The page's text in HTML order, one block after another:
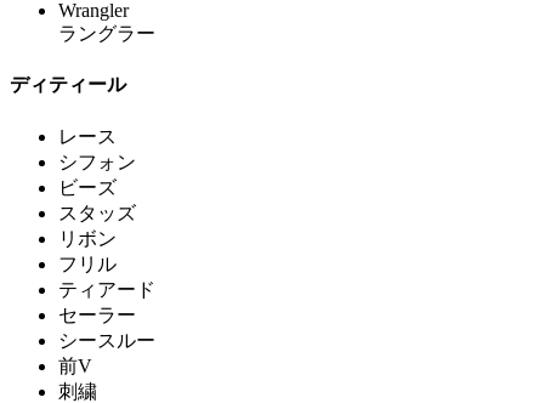
Wrangler
ラングラー
ディティール
レース
シフォン
ビーズ
スタッズ
リボン
フリル
ティアード
セーラー
シースルー
前V
刺繍